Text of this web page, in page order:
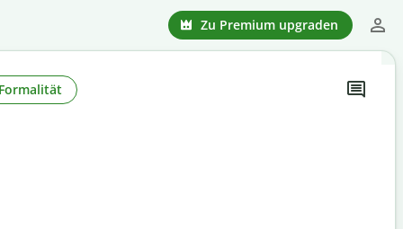
Zu Premium upgraden
Formalität